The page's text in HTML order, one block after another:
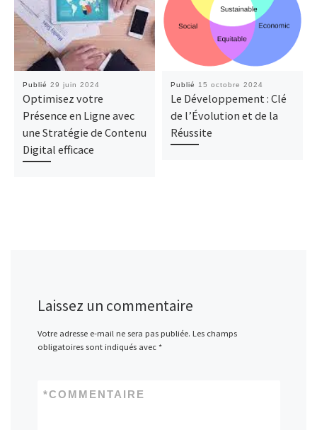
Publié 29 juin 2024
Optimisez votre
Présence en Ligne avec
une Stratégie de Contenu
Digital efficace
Publié 15 octobre 2024
Le Développement : Clé
de l’Évolution et de la
Réussite
Laissez un commentaire
Votre adresse e-mail ne sera pas publiée. Les champs
obligatoires sont indiqués avec *
COMMENTAIRE
*